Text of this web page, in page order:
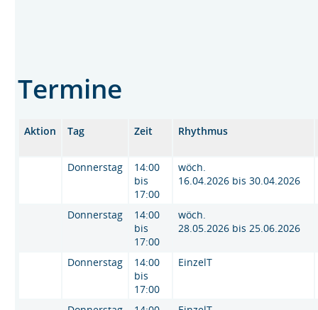
Termine
Aktion Tag Zeit Rhythmus
Donnerstag
14:00
bis
17:00
wöch.
16.04.2026 bis 30.04.2026
Donnerstag
14:00
bis
17:00
wöch.
28.05.2026 bis 25.06.2026
Donnerstag
14:00
bis
17:00
EinzelT